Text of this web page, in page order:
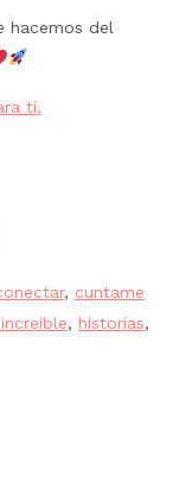
hacemos del
ti.
, cuntame
, historias,